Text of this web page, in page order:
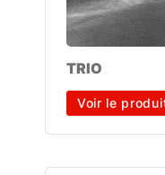
TRIO
Voir le